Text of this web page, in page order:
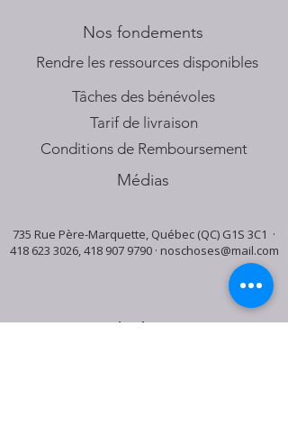
Nos fondements
​Rendre les ressources disponibles
Tâches des bénévoles
Tarif de livraison
Conditions de Remboursement
Médias
735 Rue Père-Marquette, Québec (QC) G1S 3C1 ·
418 623 3026,418 907 9790· noschoses@mail.com
Horaire du centre: